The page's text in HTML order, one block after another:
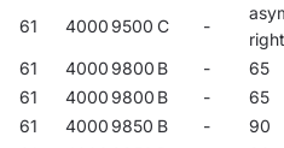
61 40009500 C -
right
61 40009800 B - 65
61
40009800 B - 65
61
40009850 B - 90